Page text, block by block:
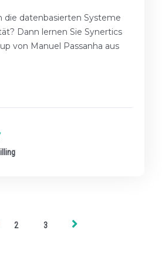
die datenbasierten Systeme
Dann lernen Sie Synertics
von Manuel Passanha aus
2 3